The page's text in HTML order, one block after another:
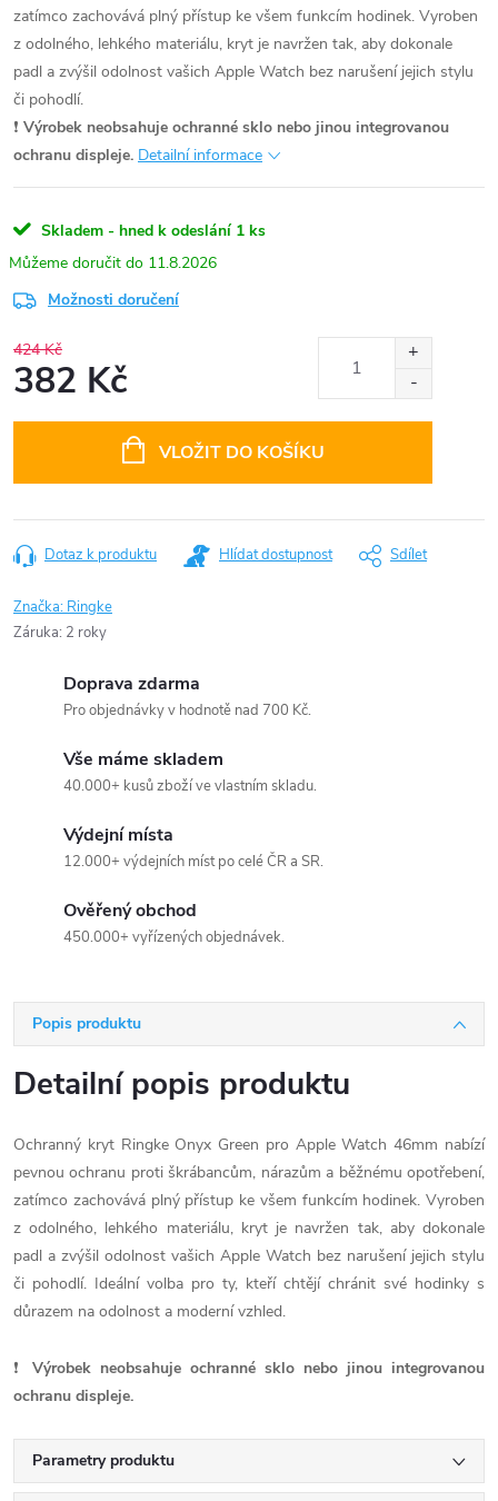
zatímco zachovává plný přístup ke všem funkcím hodinek. Vyroben
z odolného, lehkého materiálu, kryt je navržen tak, aby dokonale
padl a zvýšil odolnost vašich Apple Watch bez narušení jejich stylu
či pohodlí.
❗ Výrobek neobsahuje ochranné sklo nebo jinou integrovanou
ochranu displeje. Detailní informace
Skladem - hned k odeslání 1 ks
11.8.2026
Možnosti doručení
424 Kč
382 Kč
VLOŽIT DO KOŠÍKU
Dotaz k produktu Hlídat dostupnost Sdílet
Značka: Ringke
Záruka: 2 roky
Doprava zdarma
Pro objednávky v hodnotě nad 700 Kč.
Vše máme skladem
40.000+ kusů zboží ve vlastním skladu.
Výdejní místa
12.000+ výdejních míst po celé ČR a SR.
Ověřený obchod
450.000+ vyřízených objednávek.
Popis produktu
Detailní popis produktu
Ochranný kryt Ringke Onyx Green pro Apple Watch 46mm nabízí
pevnou ochranu proti škrábancům, nárazům a běžnému opotřebení,
zatímco zachovává plný přístup ke všem funkcím hodinek. Vyroben
z odolného, lehkého materiálu, kryt je navržen tak, aby dokonale
padl a zvýšil odolnost vašich Apple Watch bez narušení jejich stylu
či pohodlí. Ideální volba pro ty, kteří chtějí chránit své hodinky s
důrazem na odolnost a moderní vzhled.
❗ Výrobek neobsahuje ochranné sklo nebo jinou integrovanou
ochranu displeje.
Parametry produktu